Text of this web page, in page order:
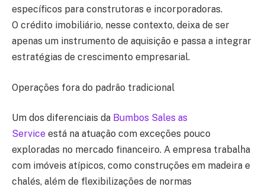
específicos para construtoras e incorporadoras.
O crédito imobiliário, nesse contexto, deixa de ser
apenas um instrumento de aquisição e passa a integrar
estratégias de crescimento empresarial.
Operações fora do padrão tradicional
Um dos diferenciais da Bumbos Sales as
Service está na atuação com exceções pouco
exploradas no mercado financeiro. A empresa trabalha
com imóveis atípicos, como construções em madeira e
chalés, além de flexibilizações de normas